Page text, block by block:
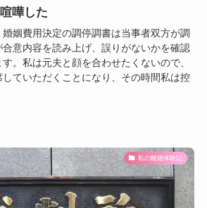
嘩した
姻費用決定の調停調書は当事者双方が調
意内容を読み上げ、誤りがないかを確認
。私は元夫と顔を合わせたくないので、
ていただくことになり、その時間私は控
私の離婚体験記